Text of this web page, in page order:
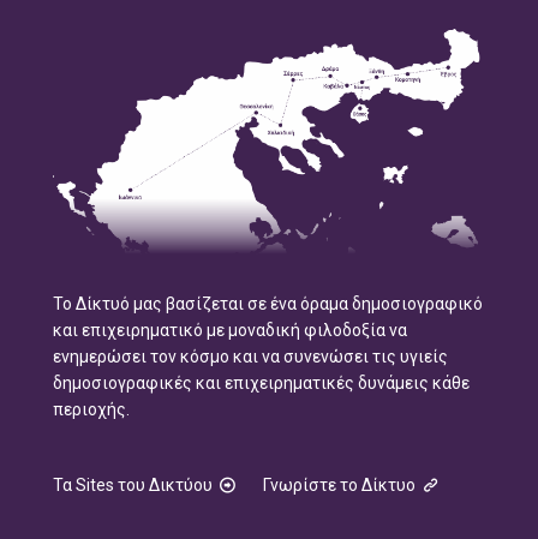
Το Δίκτυό μας βασίζεται σε ένα όραμα δημοσιογραφικό
και επιχειρηματικό με μοναδική φιλοδοξία να
ενημερώσει τον κόσμο και να συνενώσει τις υγιείς
δημοσιογραφικές και επιχειρηματικές δυνάμεις κάθε
περιοχής.
Τα Sites του Δικτύου Γνωρίστε το Δίκτυο